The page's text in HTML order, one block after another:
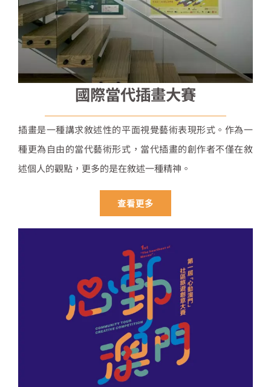
國際當代插畫大賽
插畫是一種講求敘述性的平面視覺藝術表現形式。作為一
種更為自由的當代藝術形式，當代插畫的創作者不僅在敘
述個人的觀點，更多的是在敘述一種精神。
查看更多